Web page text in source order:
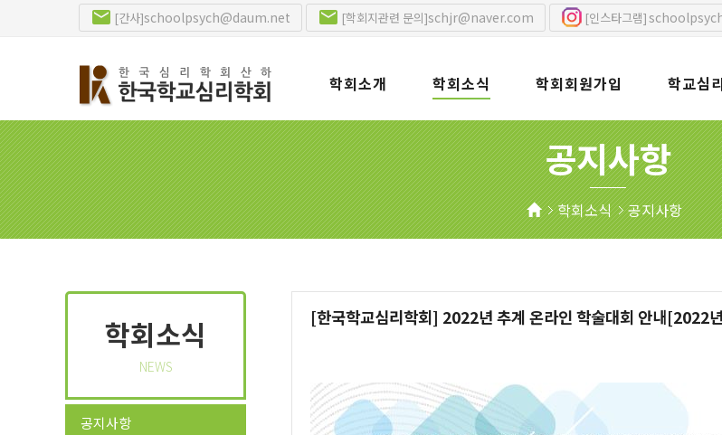
[간사]schoolpsych@daum.net [학회지관련 문의]schjr@naver.com [인스타그램]
학회소개 학회소식 학회회원가입 학교심
공지사항
학회소식 공지사항
학회소식
NEWS
공지사항
[한국학교심리학회] 2022년 추계 온라인 학술대회 안내[2022